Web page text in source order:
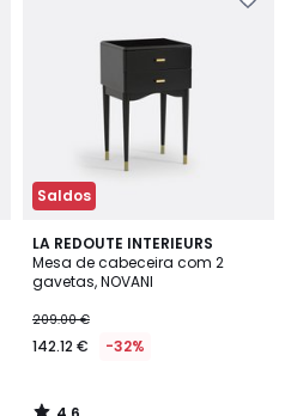
Saldos
LA REDOUTE INTERIEURS
Mesa de cabeceira com 2
gavetas, NOVANI
209.00 €
142.12 € -32%
4,6
/ 5